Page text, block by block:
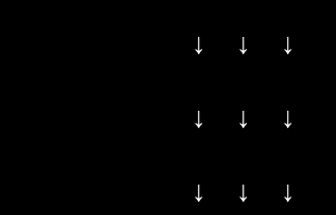
↓ ↓ ↓
↓ ↓ ↓
↓ ↓ ↓